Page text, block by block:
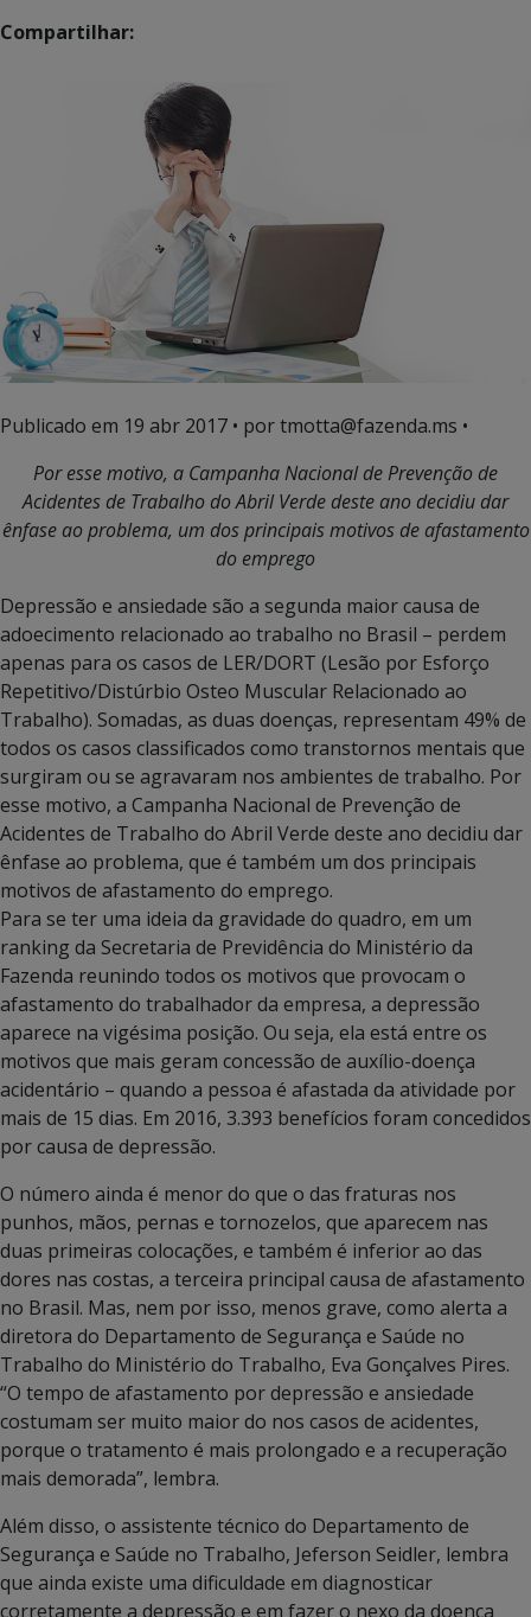
Compartilhar:
Publicado em 19 abr 2017 • por tmotta@fazenda.ms •
Por esse motivo, a Campanha Nacional de Prevenção de
Acidentes de Trabalho do Abril Verde deste ano decidiu dar
ênfase ao problema, um dos principais motivos de afastamento
do emprego
Depressão e ansiedade são a segunda maior causa de
adoecimento relacionado ao trabalho no Brasil – perdem
apenas para os casos de LER/DORT (Lesão por Esforço
Repetitivo/Distúrbio Osteo Muscular Relacionado ao
Trabalho). Somadas, as duas doenças, representam 49% de
todos os casos classificados como transtornos mentais que
surgiram ou se agravaram nos ambientes de trabalho. Por
esse motivo, a Campanha Nacional de Prevenção de
Acidentes de Trabalho do Abril Verde deste ano decidiu dar
ênfase ao problema, que é também um dos principais
motivos de afastamento do emprego.
Para se ter uma ideia da gravidade do quadro, em um
ranking da Secretaria de Previdência do Ministério da
Fazenda reunindo todos os motivos que provocam o
afastamento do trabalhador da empresa, a depressão
aparece na vigésima posição. Ou seja, ela está entre os
motivos que mais geram concessão de auxílio-doença
acidentário – quando a pessoa é afastada da atividade por
mais de 15 dias. Em 2016, 3.393 benefícios foram concedidos
por causa de depressão.
O número ainda é menor do que o das fraturas nos
punhos, mãos, pernas e tornozelos, que aparecem nas
duas primeiras colocações, e também é inferior ao das
dores nas costas, a terceira principal causa de afastamento
no Brasil. Mas, nem por isso, menos grave, como alerta a
diretora do Departamento de Segurança e Saúde no
Trabalho do Ministério do Trabalho, Eva Gonçalves Pires.
“O tempo de afastamento por depressão e ansiedade
costumam ser muito maior do nos casos de acidentes,
porque o tratamento é mais prolongado e a recuperação
mais demorada”, lembra.
Além disso, o assistente técnico do Departamento de
Segurança e Saúde no Trabalho, Jeferson Seidler, lembra
que ainda existe uma dificuldade em diagnosticar
corretamente a depressão e em fazer o nexo da doença